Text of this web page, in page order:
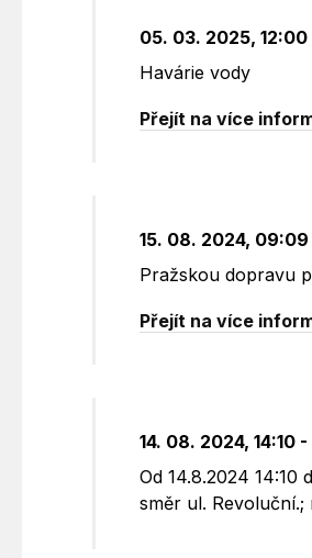
05. 03. 2025, 12:00
Havárie vody
Přejít na více
15. 08. 2024, 09:09
Pražskou dopravu
Přejít na více
14. 08. 2024, 14:10 -
Od 14.8.2024 14:10
směr ul.